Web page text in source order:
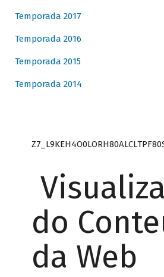
Temporada 2017
Temporada 2016
Temporada 2015
Temporada 2014
do
da Web